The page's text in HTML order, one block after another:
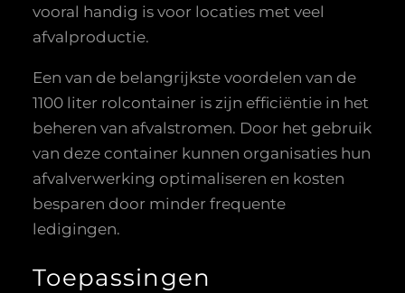
vooral handig is voor locaties met veel
afvalproductie.
Een van de belangrijkste voordelen van de
1100 liter rolcontainer is zijn efficiëntie in het
beheren van afvalstromen. Door het gebruik
van deze container kunnen organisaties hun
afvalverwerking optimaliseren en kosten
besparen door minder frequente
ledigingen.
Toepassingen